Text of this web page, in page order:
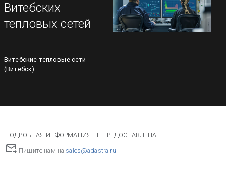
Витебских
тепловых сетей
Витебские тепловые сети
(Витебск)
ПОДРОБНАЯ ИНФОРМАЦИЯ НЕ ПРЕДОСТАВЛЕНА
Пишите нам на sales@adastra.ru